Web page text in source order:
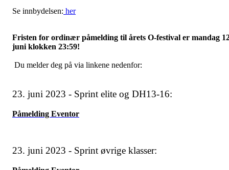
Se innbydelsen: her
Fristen for ordinær påmelding til årets O-festival er mandag
juni klokken 23:59!
Du melder deg på via linkene nedenfor:
23. juni 2023 - Sprint elite og DH13-16:
Påmelding Eventor
23. juni 2023 - Sprint øvrige klasser: